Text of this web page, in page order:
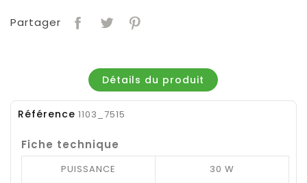
Partager
Détails du produit
Référence 1103_7515
Fiche technique
PUISSANCE 30 W